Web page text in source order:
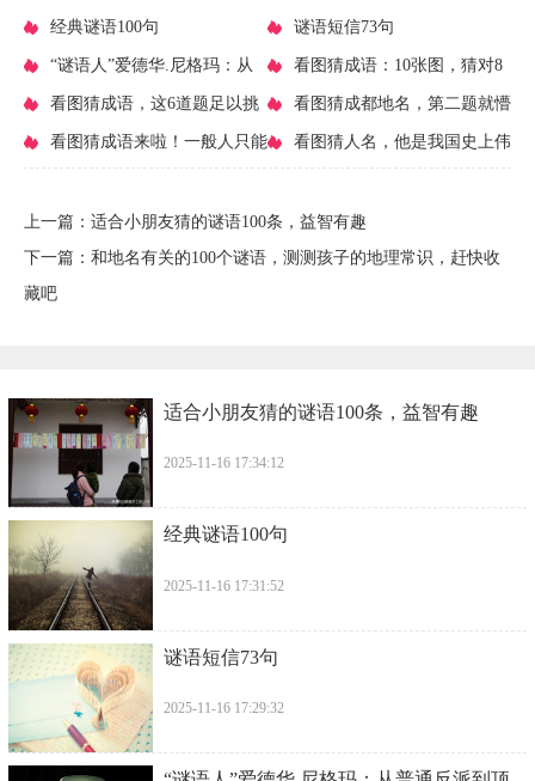
测孩子的地理常识，赶快收藏吧 益智有趣
​经典谜语100句 ​谜语短信73句
​“谜语人”爱德华.尼格玛：从
普通反派到顶级大佬的转变之路
​看图猜成语：10张图，猜对8
个很厉害了？全对的人是高手！
​看图猜成语，这6道题足以挑
战你的智商，看看你能答对几
​看图猜成都地名，第二题就懵
了！
​看图猜成语来啦！一般人只能 ​看图猜人名，他是我国史上伟
上一篇： ​适合小朋友猜的谜语100条，益智有趣
下一篇： ​和地名有关的100个谜语，测测孩子的地理常识，赶快收
藏吧
​适合小朋友猜的谜语100条，益智有趣
2025-11-16 17:34:12
​经典谜语100句
2025-11-16 17:31:52
​谜语短信73句
2025-11-16 17:29:32